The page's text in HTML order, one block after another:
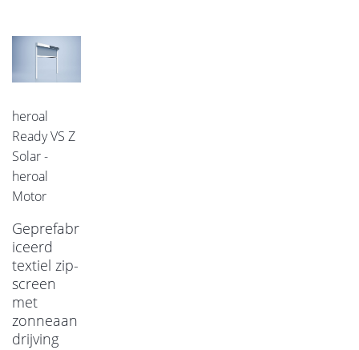
heroal
Ready VS Z
Solar -
heroal
Motor
Geprefabr
iceerd
textiel zip-
screen
met
zonneaan
drijving